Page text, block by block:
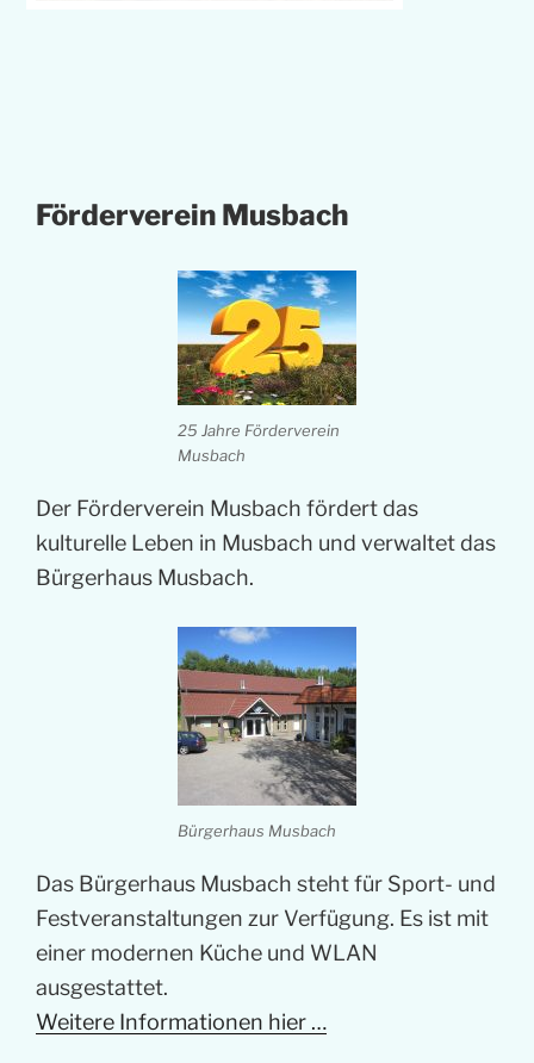
Förderverein Musbach
25 Jahre Förderverein
Musbach
Der Förderverein Musbach fördert das
kulturelle Leben in Musbach und verwaltet das
Bürgerhaus Musbach.
Bürgerhaus Musbach
Das Bürgerhaus Musbach steht für Sport- und
Festveranstaltungen zur Verfügung. Es ist mit
einer modernen Küche und WLAN
ausgestattet.
Weitere Informationen hier …